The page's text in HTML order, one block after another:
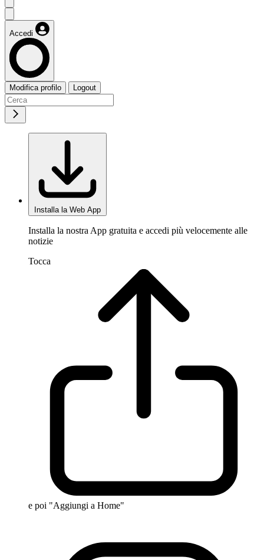
Accedi
Modifica profilo Logout
Installa la Web App
Installa la nostra App gratuita e accedi più velocemente alle
notizie
Tocca
e poi "Aggiungi a Home"